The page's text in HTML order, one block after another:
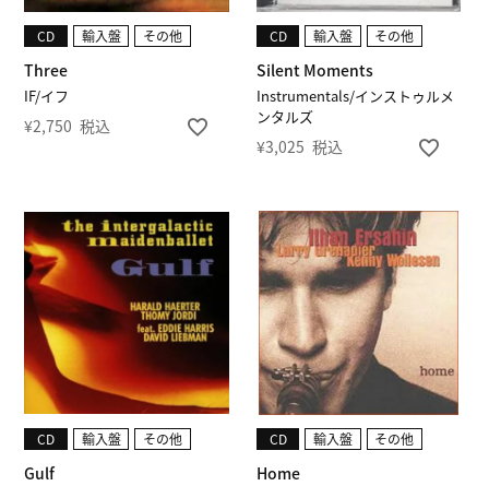
IF/イフ
Three
CD 輸入盤 その他
¥2,750 税込
Instrumentals/インストゥルメ
ンタルズ
Silent Moments
CD 輸入盤 その他
¥3,025 税込
Gulf
CD 輸入盤 その他
Home
CD 輸入盤 その他